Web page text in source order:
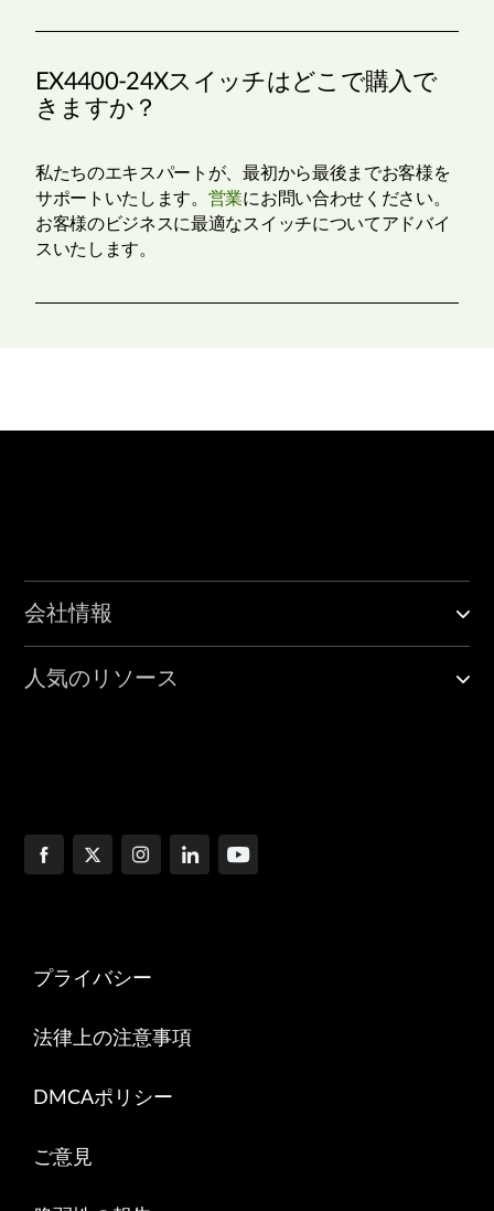
EX4400-24Xスイッチはどこで購入で
きますか？
私たちのエキスパートが、最初から最後までお客様を
サポートいたします。 営業にお問い合わせください。
お客様のビジネスに最適なスイッチについてアドバイ
スいたします。
会社情報
人気のリソース
プライバシー
法律上の注意事項
DMCAポリシー
ご意見